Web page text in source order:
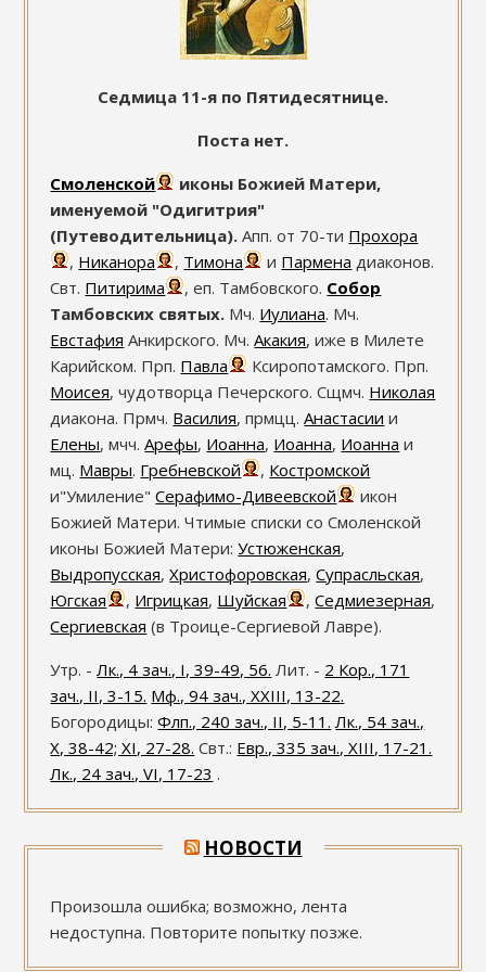
Седмица 11-я по Пятидесятнице.
Поста нет.
Смоленской
иконы Божией Матери,
именуемой "Одигитрия"
(Путеводительница). Апп. от 70-ти Прохора
, Никанора , Тимона и Пармена диаконов.
Свт. Питирима , еп. Тамбовского. Собор
Тамбовских святых. Мч. Иулиана. Мч.
Евстафия Анкирского. Мч.Акакия, иже в Милете
Карийском. Прп. Павла
Ксиропотамского. Прп.
Моисея, чудотворца Печерского. Сщмч. Николая
диакона. Прмч. Василия, прмцц.Анастасии и
Елены, мчч.Арефы, Иоанна, Иоанна, Иоанна и
мц. Мавры. Гребневской , Костромской
и"Умиление"Серафимо-Дивеевской
икон
Божией Матери. Чтимые списки со Смоленской
иконы Божией Матери:Устюженская,
Выдропусская,Христофоровская,Супрасльская,
Югская
, Игрицкая, Шуйская ,Седмиезерная,
Сергиевская (в Троице-Сергиевой Лавре).
Утр. -Лк., 4 зач., I, 39-49, 56. Лит. - 2 Кор., 171
зач., II, 3-15. Мф., 94 зач., XXIII, 13-22.
Богородицы:Флп., 240 зач., II, 5-11. Лк., 54 зач.,
X, 38-42; XI, 27-28. Свт.: Евр., 335 зач., XIII, 17-21.
Лк., 24 зач., VI, 17-23 .
НОВОСТИ
Произошла ошибка; возможно, лента
недоступна. Повторите попытку позже.